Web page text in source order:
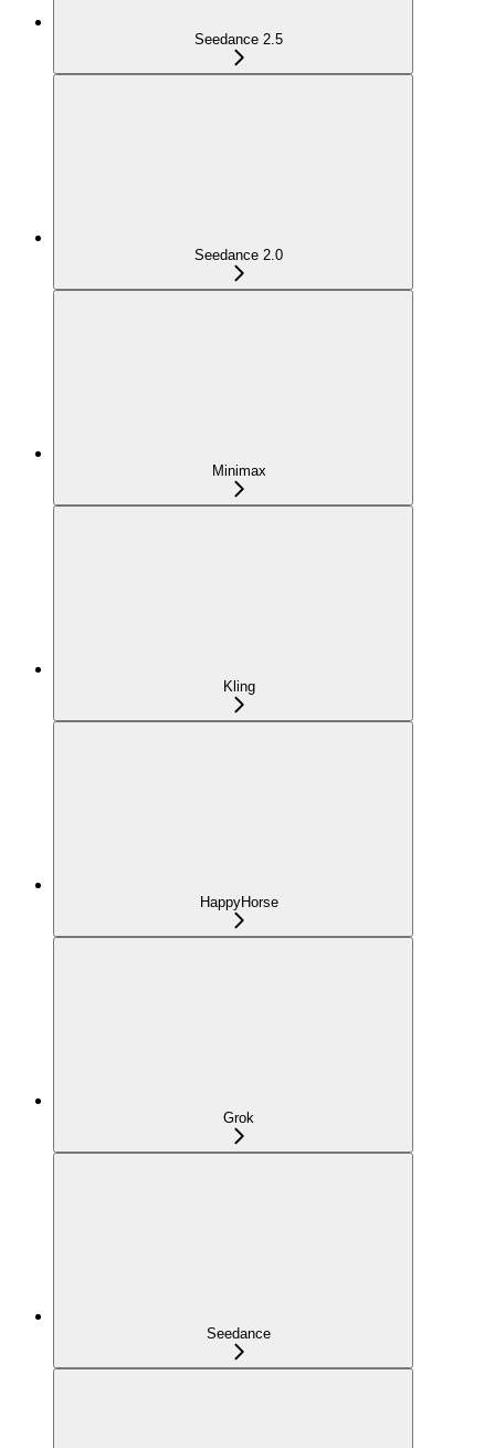
Seedance 2.5
Seedance 2.0
Minimax
Kling
HappyHorse
Grok
Seedance